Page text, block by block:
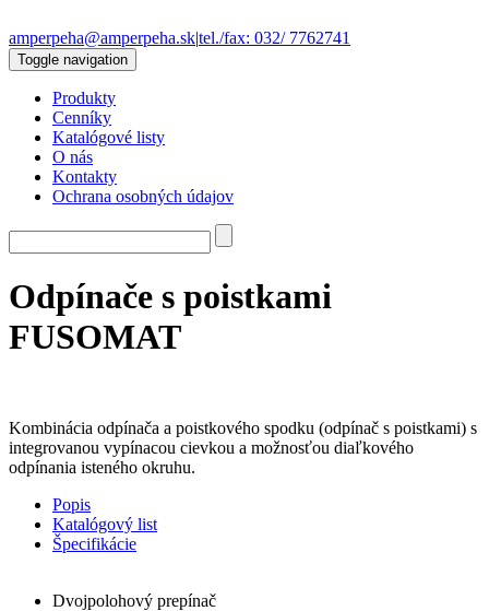
amperpeha@amperpeha.sk|tel./fax: 032/ 7762741
Toggle navigation
Produkty
Cenníky
Katalógové listy
O nás
Kontakty
Ochrana osobných údajov
Odpínače s poistkami
FUSOMAT
Kombinácia odpínača a poistkového spodku (odpínač s poistkami) s
integrovanou vypínacou cievkou a možnosťou diaľkového
odpínania isteného okruhu.
Popis
Katalógový list
Špecifikácie
Dvojpolohový prepínač